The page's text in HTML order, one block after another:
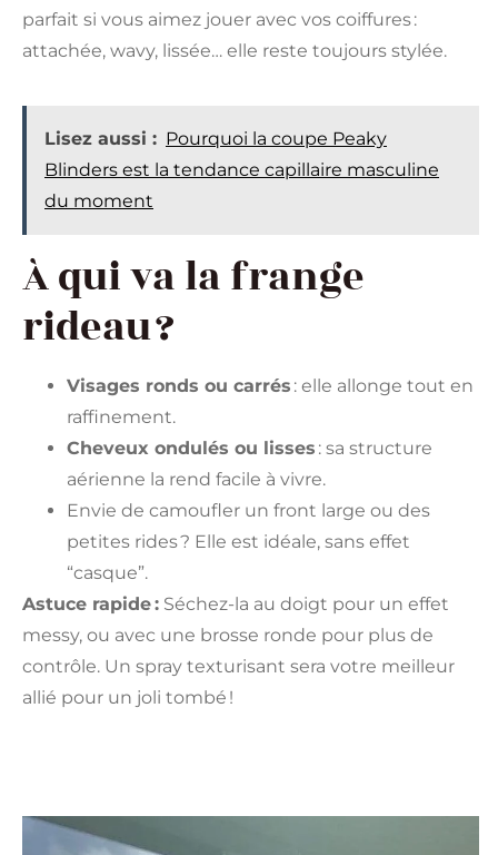
parfait si vous aimez jouer avec vos coiffures :
attachée, wavy, lissée… elle reste toujours stylée.
Lisez aussi : Pourquoi la coupe Peaky
Blinders est la tendance capillaire masculine
du moment
À qui va la frange
rideau ?
Visages ronds ou carrés : elle allonge tout en
raffinement.
Cheveux ondulés ou lisses : sa structure
aérienne la rend facile à vivre.
Envie de camoufler un front large ou des
petites rides ? Elle est idéale, sans effet
“casque”.
Astuce rapide : Séchez-la au doigt pour un effet
messy, ou avec une brosse ronde pour plus de
contrôle. Un spray texturisant sera votre meilleur
allié pour un joli tombé !